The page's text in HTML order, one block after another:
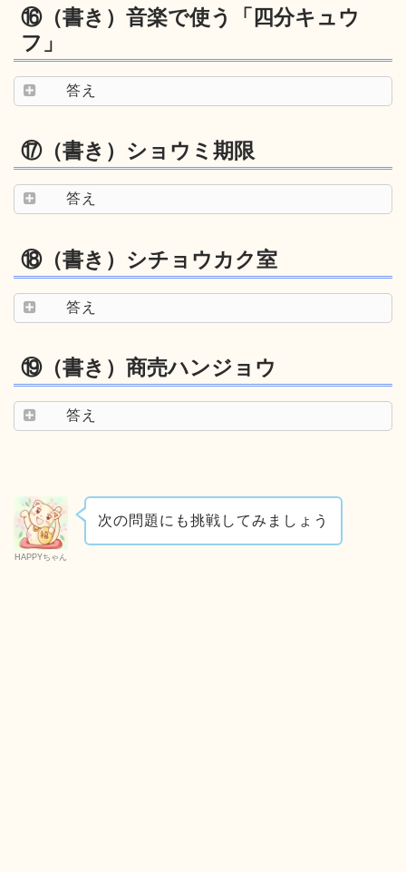
⑯（書き）音楽で使う「四分キュウ
フ」
答え
⑰（書き）ショウミ期限
答え
⑱（書き）シチョウカク室
答え
⑲（書き）商売ハンジョウ
答え
HAPPYちゃん
次の問題にも挑戦してみましょう